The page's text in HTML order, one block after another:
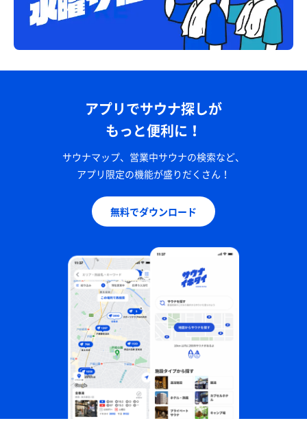
アプリでサウナ探しが
もっと便利に！
サウナマップ、営業中サウナの検索など、
アプリ限定の機能が盛りだくさん！
無料でダウンロード